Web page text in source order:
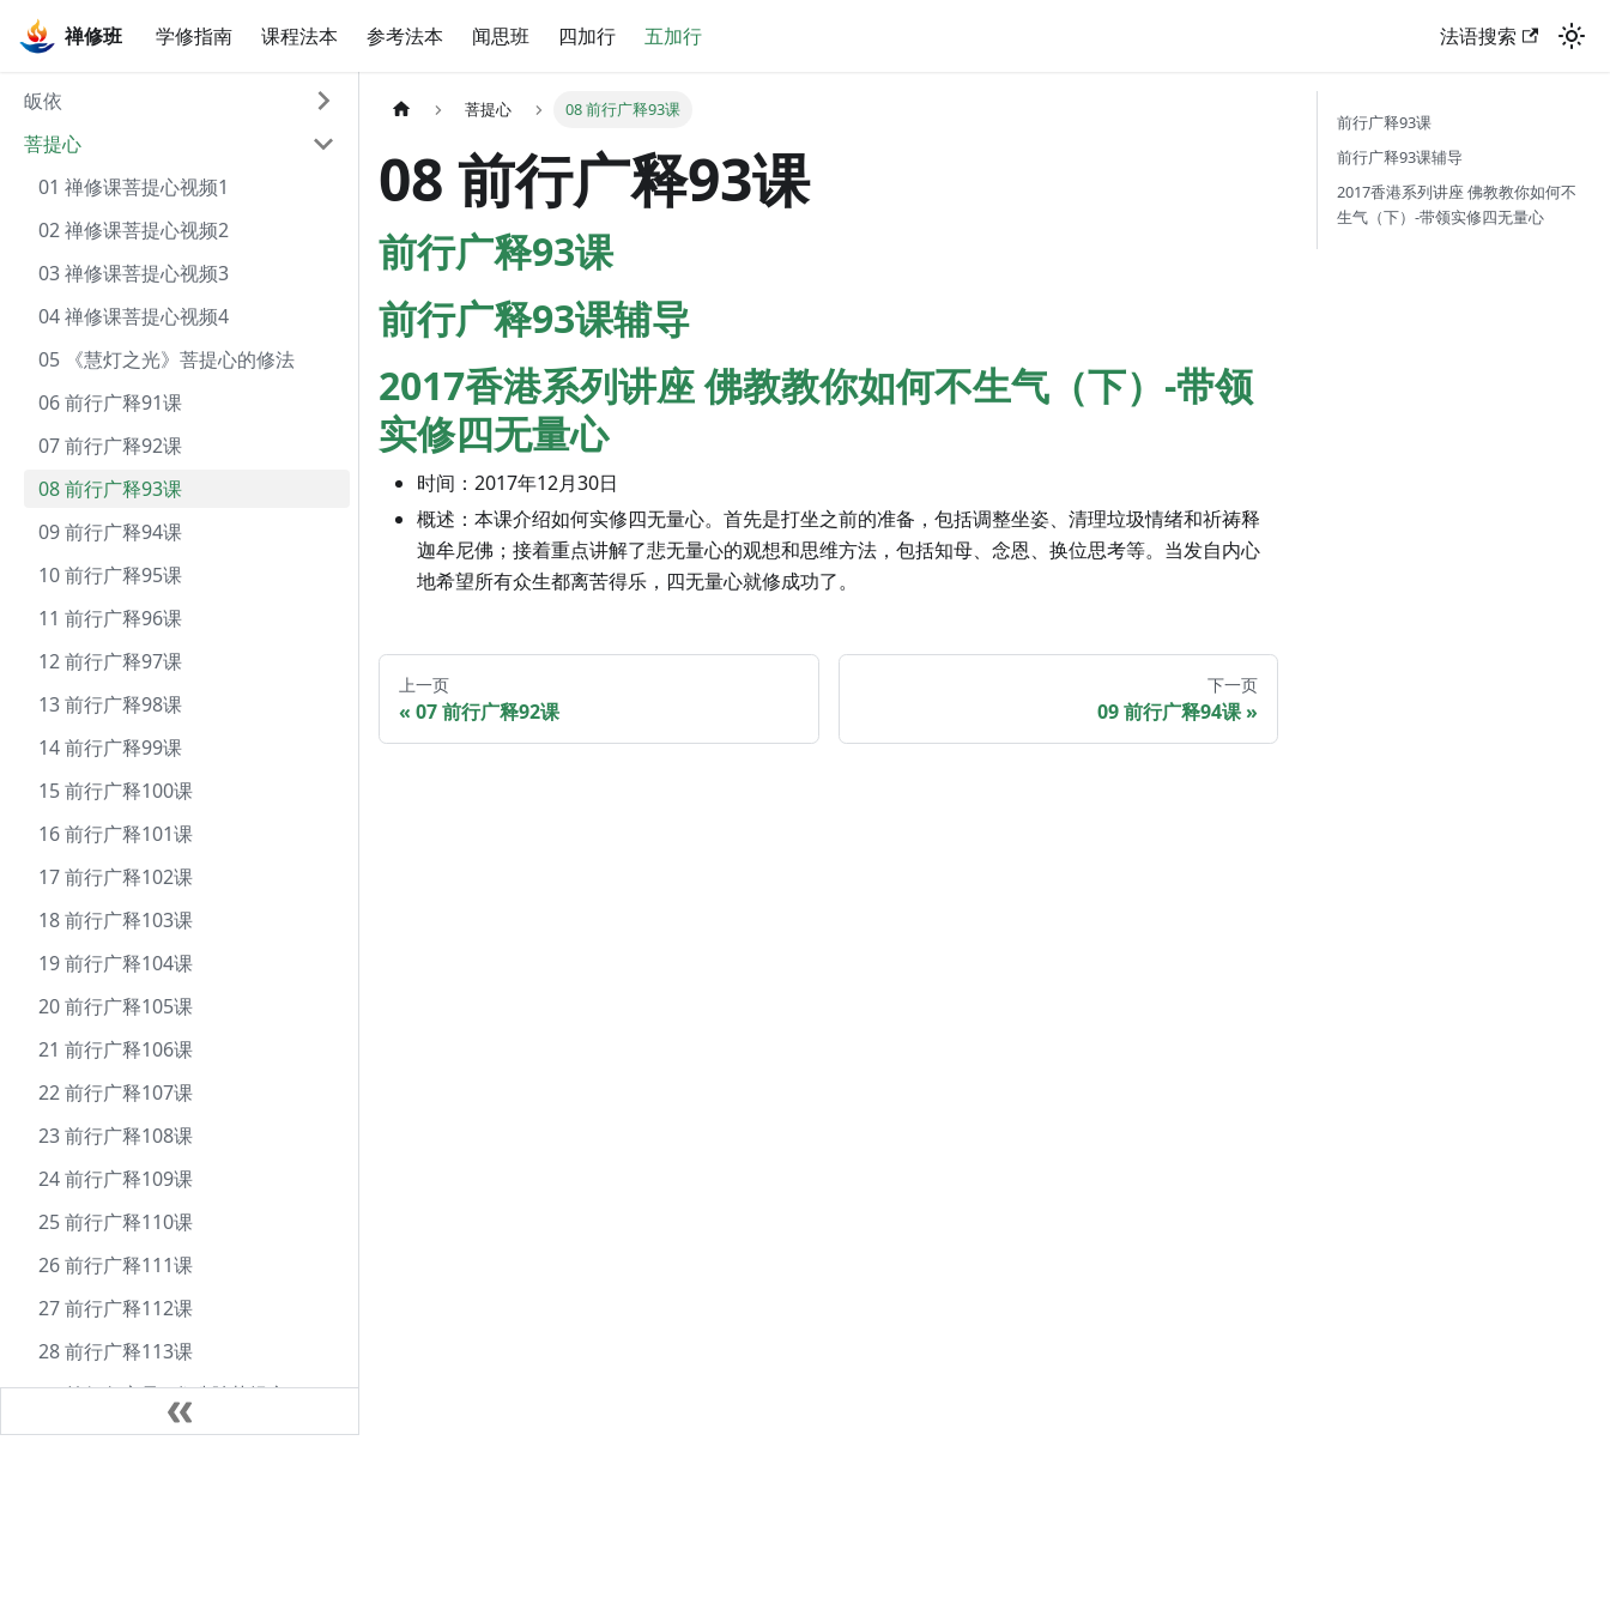
禅修班 学修指南 课程法本 参考法本 闻思班 四加行 五加行 法语搜索
禅修班
皈依
菩提心
01 禅修课菩提心视频1
02 禅修课菩提心视频2
03 禅修课菩提心视频3
04 禅修课菩提心视频4
05 《慧灯之光》菩提心的修法
06 前行广释91课
07 前行广释92课
08 前行广释93课
09 前行广释94课
10 前行广释95课
11 前行广释96课
12 前行广释97课
13 前行广释98课
14 前行广释99课
15 前行广释100课
16 前行广释101课
17 前行广释102课
18 前行广释103课
19 前行广释104课
20 前行广释105课
21 前行广释106课
22 前行广释107课
23 前行广释108课
24 前行广释109课
25 前行广释110课
26 前行广释111课
27 前行广释112课
28 前行广释113课
29 前行备忘录--发殊胜菩提心
30 饶益有情戒
菩提心 08 前行广释93课
08 前行广释93课
前行广释93课
前行广释93课辅导
2017香港系列讲座 佛教教你如何不生气（下）-带领
实修四无量心
时间：2017年12月30日
概述：本课介绍如何实修四无量心。首先是打坐之前的准备，包括调整坐姿、清理垃圾情绪和祈祷释
迦牟尼佛；接着重点讲解了悲无量心的观想和思维方法，包括知母、念恩、换位思考等。当发自内心
地希望所有众生都离苦得乐，四无量心就修成功了。
上一页
07 前行广释92课
下一页
09 前行广释94课
前行广释93课
前行广释93课辅导
2017香港系列讲座 佛教教你如何不
生气（下）-带领实修四无量心